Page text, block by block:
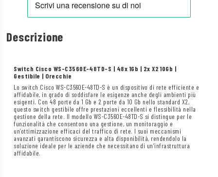
Descrizione
Switch Cisco WS-C3560E-48TD-S | 48x 1Gb | 2x X2 10Gb |
Gestibile | Orecchie
Lo switch Cisco WS-C3560E-48TD-S è un dispositivo di rete efficiente e
affidabile, in grado di soddisfare le esigenze anche degli ambienti più
esigenti. Con 48 porte da 1 Gb e 2 porte da 10 Gb nello standard X2,
questo switch gestibile offre prestazioni eccellenti e flessibilità nella
gestione della rete. Il modello WS-C3560E-48TD-S si distingue per le
funzionalità che consentono una gestione, un monitoraggio e
un’ottimizzazione efficaci del traffico di rete. I suoi meccanismi
avanzati garantiscono sicurezza e alta disponibilità, rendendolo la
soluzione ideale per le aziende che necessitano di un’infrastruttura
affidabile.